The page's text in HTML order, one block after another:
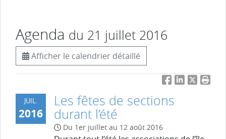
Agenda du 21 juillet 2016
Afficher le calendrier détaillé
FacebookLinkedIn
Twitter
JUIL.
2016
Les fêtes de sections
durant l’été
Du 1er juillet au 12 août 2016